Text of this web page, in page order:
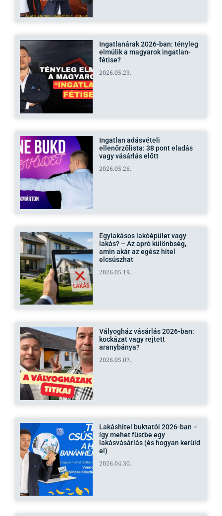
Ingatlanárak 2026-ban: tényleg
elmúlik a magyarok ingatlan-
fétise?
2026.05.29.
Ingatlan adásvételi
ellenőrzőlista: 38 pont eladás
vagy vásárlás előtt
2026.05.26.
Egylakásos lakóépület vagy
lakás? – Az apró különbség,
amin akár az egész hitel
elcsúszhat
2026.05.19.
Vályogház vásárlás 2026-ban:
kockázat vagy rejtett
aranybánya?
2026.05.07.
Lakáshitel buktatói 2026-ban –
így mehet füstbe egy
lakásvásárlás (és hogyan kerüld
el)
2026.04.30.